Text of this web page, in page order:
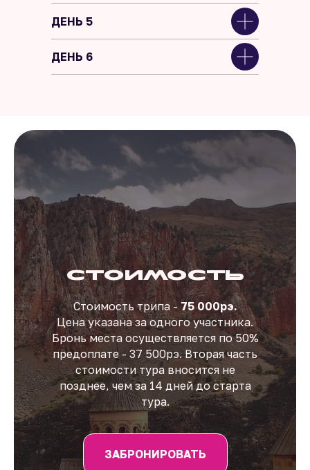
ДЕНЬ 5
ДЕНЬ 6
Стоимость
Стоимость трипа - 75 000рэ.
Цена указана за одного участника.
Бронь места осуществляется по 50%
предоплате - 37 500рэ. Вторая часть
стоимости тура вносится не
позднее, чем за 14 дней до старта
тура.
ЗАБРОНИРОВАТЬ